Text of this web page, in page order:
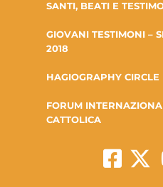
SANTI, BEATI E
GIOVANI TESTIMONI –
2018
HAGIOGRAPHY CIRCLE
FORUM
CATTOLICA